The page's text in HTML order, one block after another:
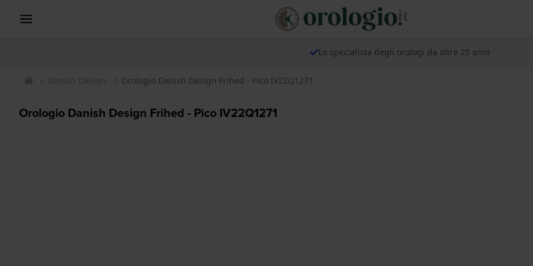
Lo specialista degli orologi da oltre 25 anni
Danish Design Orologio Danish Design Frihed - Pico IV22Q1271
Orologio Danish Design Frihed - Pico IV22Q1271